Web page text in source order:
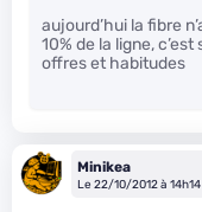
aujourd’hui la fibre
10% de la ligne,
offres et habitudes
Minikea
Le 22/10/2012 à 14h14